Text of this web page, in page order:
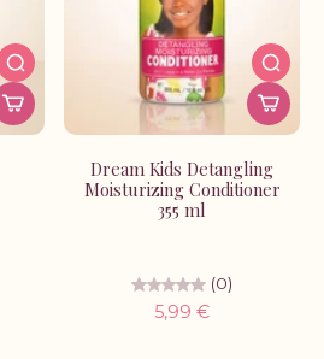
Dream Kids Detangling
Moisturizing Conditioner
355 ml
(0)
5,99 €